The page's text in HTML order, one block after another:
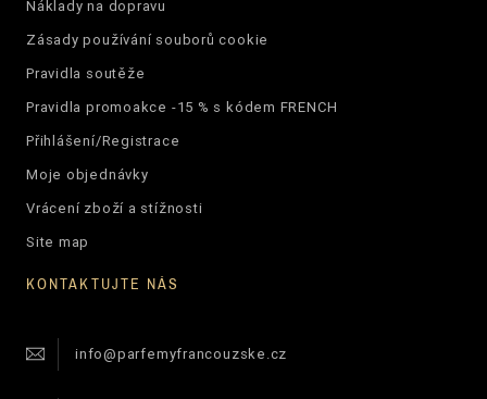
Náklady na dopravu
Zásady používání souborů cookie
Pravidla soutěže
Pravidla promoakce -15 % s kódem FRENCH
Přihlášení/Registrace
Moje objednávky
Vrácení zboží a stížnosti
Site map
KONTAKTUJTE NÁS
info@parfemyfrancouzske.cz